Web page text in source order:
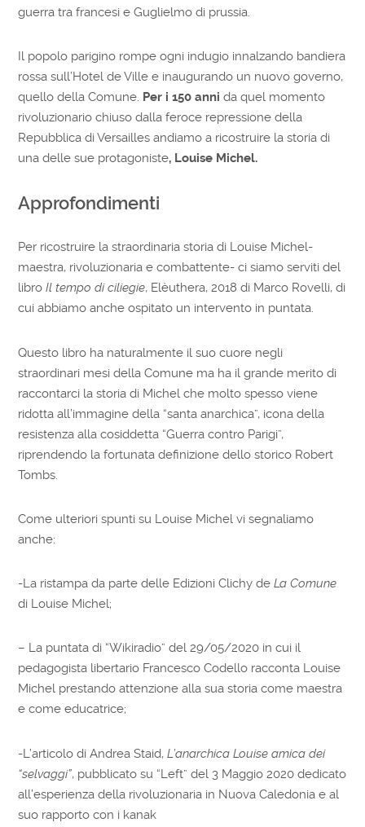
guerra tra francesi e Guglielmo di prussia.
Il popolo parigino rompe ogni indugio innalzando bandiera
rossa sull’Hotel de Ville e inaugurando un nuovo governo,
quello della Comune. Per i 150 annida quel momento
rivoluzionario chiuso dalla feroce repressione della
Repubblica di Versailles andiamo a ricostruire la storia di
una delle sue protagoniste, Louise Michel.
Approfondimenti
Per ricostruire la straordinaria storia di Louise Michel-
maestra, rivoluzionaria e combattente- ci siamo serviti del
libro Il tempo di ciliegie, Elèuthera, 2018 di Marco Rovelli, di
cui abbiamo anche ospitato un intervento in puntata.
Questo libro ha naturalmente il suo cuore negli
straordinari mesi della Comune ma ha il grande merito di
raccontarci la storia di Michel che molto spesso viene
ridotta all’immagine della “santa anarchica”, icona della
resistenza alla cosiddetta “Guerra contro Parigi”,
riprendendo la fortunata definizione dello storico Robert
Tombs.
Come ulteriori spunti su Louise Michel vi segnaliamo
anche:
-La ristampa da parte delle Edizioni Clichy deLa Comune
di Louise Michel;
– La puntata di “Wikiradio” del 29/05/2020 in cui il
pedagogista libertario Francesco Codello racconta Louise
Michel prestando attenzione alla sua storia come maestra
e come educatrice;
-L’articolo di Andrea Staid,L’anarchica Louise amica dei
“selvaggi”, pubblicato su “Left” del 3 Maggio 2020 dedicato
all’esperienza della rivoluzionaria in Nuova Caledonia e al
suo rapporto con i kanak